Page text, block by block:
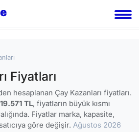
Fiyatları
hesaplanan Çay Kazanları fiyatları.
19.571 TL, fiyatların büyük kısmı
Fiyatlar marka, kapasite,
göre değişir. Ağustos 2026